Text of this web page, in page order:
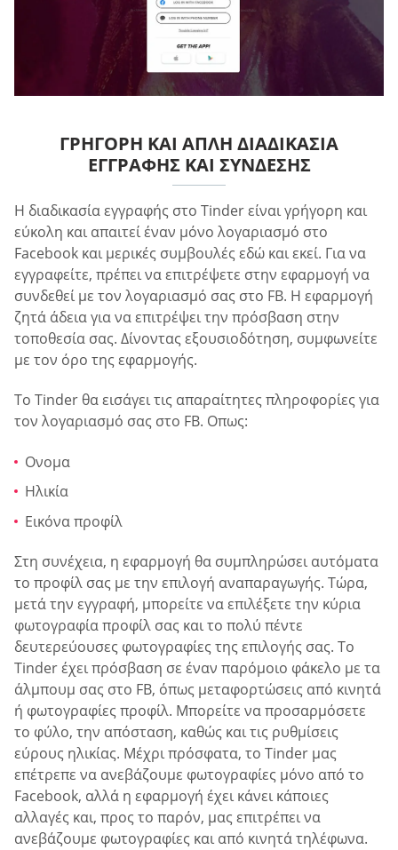
ΓΡΉΓΟΡΗ ΚΑΙ ΑΠΛΉ ΔΙΑΔΙΚΑΣΊΑ
ΕΓΓΡΑΦΉΣ ΚΑΙ ΣΎΝΔΕΣΗΣ
Η διαδικασία εγγραφής στο Tinder είναι γρήγορη και
εύκολη και απαιτεί έναν μόνο λογαριασμό στο
Facebook και μερικές συμβουλές εδώ και εκεί. Για να
εγγραφείτε, πρέπει να επιτρέψετε στην εφαρμογή να
συνδεθεί με τον λογαριασμό σας στο FB. Η εφαρμογή
ζητά άδεια για να επιτρέψει την πρόσβαση στην
τοποθεσία σας. Δίνοντας εξουσιοδότηση, συμφωνείτε
με τον όρο της εφαρμογής.
Το Tinder θα εισάγει τις απαραίτητες πληροφορίες για
τον λογαριασμό σας στο FB. Οπως:
Ονομα
Ηλικία
Εικόνα προφίλ
Στη συνέχεια, η εφαρμογή θα συμπληρώσει αυτόματα
το προφίλ σας με την επιλογή αναπαραγωγής. Τώρα,
μετά την εγγραφή, μπορείτε να επιλέξετε την κύρια
φωτογραφία προφίλ σας και το πολύ πέντε
δευτερεύουσες φωτογραφίες της επιλογής σας. Το
Tinder έχει πρόσβαση σε έναν παρόμοιο φάκελο με τα
άλμπουμ σας στο FB, όπως μεταφορτώσεις από κινητά
ή φωτογραφίες προφίλ. Μπορείτε να προσαρμόσετε
το φύλο, την απόσταση, καθώς και τις ρυθμίσεις
εύρους ηλικίας. Μέχρι πρόσφατα, το Tinder μας
επέτρεπε να ανεβάζουμε φωτογραφίες μόνο από το
Facebook, αλλά η εφαρμογή έχει κάνει κάποιες
αλλαγές και, προς το παρόν, μας επιτρέπει να
ανεβάζουμε φωτογραφίες και από κινητά τηλέφωνα.